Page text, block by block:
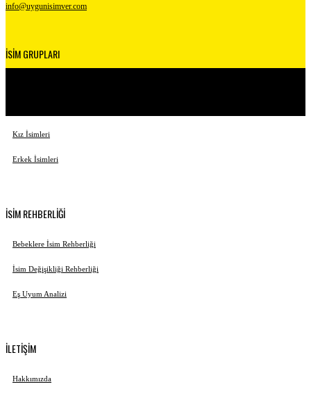
info@uygunisimver.com
İSİM GRUPLARI
Kız İsimleri
Erkek İsimleri
İSİM REHBERLİĞİ
Bebeklere İsim Rehberliği
İsim Değişikliği Rehberliği
Eş Uyum Analizi
İLETİŞİM
Hakkımızda